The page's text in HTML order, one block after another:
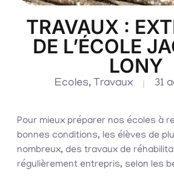
TRAVAUX :
DE L’ÉCOLE
LONY
Ecoles, Travaux 31
Pour mieux préparer nos écoles à
bonnes conditions, les élèves de
nombreux, des travaux de
régulièrement entrepris, selon les